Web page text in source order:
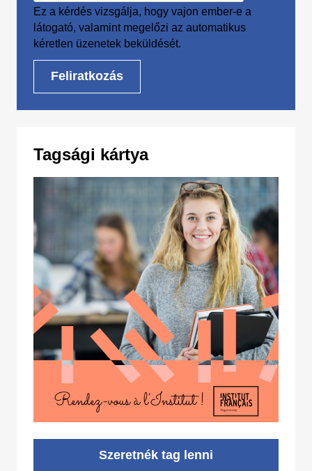
Ez a kérdés vizsgálja, hogy vajon ember-e a
látogató, valamint megelőzi az automatikus
kéretlen üzenetek beküldését.
Tagsági kártya
Szeretnék tag lenni